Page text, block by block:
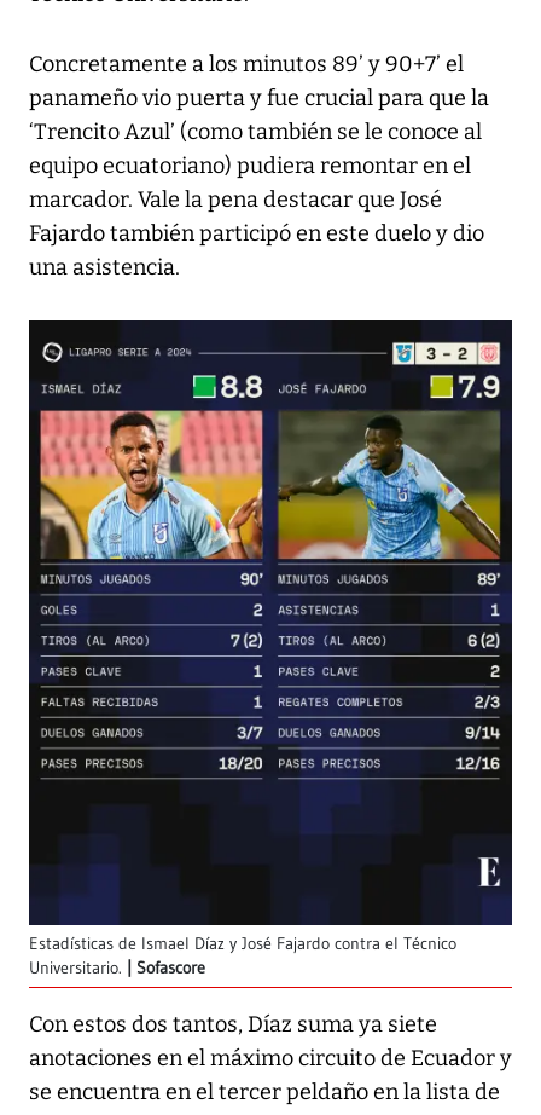
Concretamente a los minutos 89’ y 90+7’ el
panameño vio puerta y fue crucial para que la
‘Trencito Azul’ (como también se le conoce al
equipo ecuatoriano) pudiera remontar en el
marcador. Vale la pena destacar que José
Fajardo también participó en este duelo y dio
una asistencia.
Estadísticas de Ismael Díaz y José Fajardo contra el Técnico
Universitario.
Sofascore
Con estos dos tantos, Díaz suma ya siete
anotaciones en el máximo circuito de Ecuador y
se encuentra en el tercer peldaño en la lista de